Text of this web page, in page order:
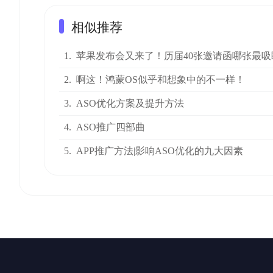
相似推荐
1. 苹果发布会又来了！历届40张邀请函哪张最
2. 啊这！鸿蒙OS似乎和想象中的不一样！
3. ASO优化方案及提升方法
4. ASO推广四部曲
5. APP推广方法|影响ASO优化的九大因素